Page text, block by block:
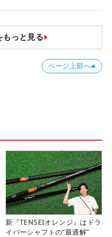
もっと見る
ページ上部へ
新『TENSEIオレンジ』はドラ
イバーシャフトの“最適解”